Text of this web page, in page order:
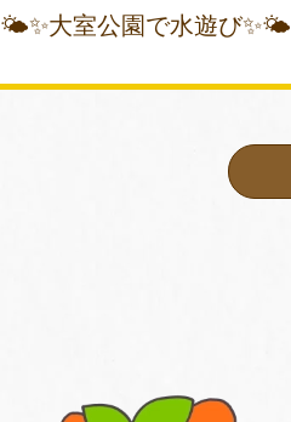
🌤✨大室公園で水遊び✨🌤